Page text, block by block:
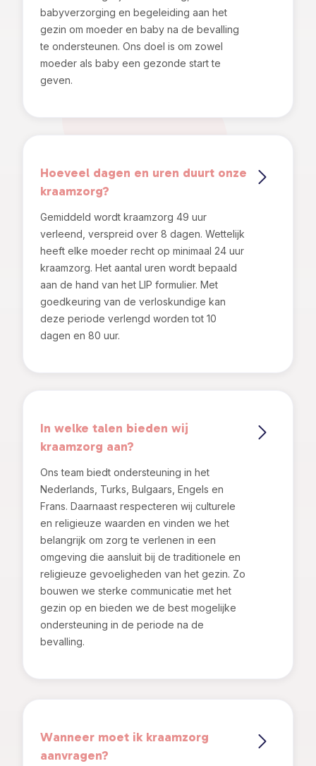
babyverzorging en begeleiding aan het
gezin om moeder en baby na de bevalling
te ondersteunen. Ons doel is om zowel
moeder als baby een gezonde start te
geven.
Hoeveel dagen en uren duurt onze
kraamzorg?
Gemiddeld wordt kraamzorg 49 uur
verleend, verspreid over 8 dagen. Wettelijk
heeft elke moeder recht op minimaal 24 uur
kraamzorg. Het aantal uren wordt bepaald
aan de hand van het LIP formulier. Met
goedkeuring van de verloskundige kan
deze periode verlengd worden tot 10
dagen en 80 uur.
In welke talen bieden wij
kraamzorg aan?
Ons team biedt ondersteuning in het
Nederlands, Turks, Bulgaars, Engels en
Frans. Daarnaast respecteren wij culturele
en religieuze waarden en vinden we het
belangrijk om zorg te verlenen in een
omgeving die aansluit bij de traditionele en
religieuze gevoeligheden van het gezin. Zo
bouwen we sterke communicatie met het
gezin op en bieden we de best mogelijke
ondersteuning in de periode na de
bevalling.
Wanneer moet ik kraamzorg
aanvragen?